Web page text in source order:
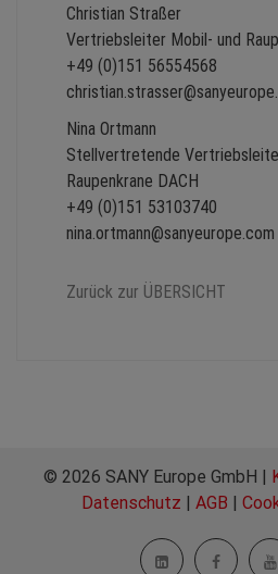
Christian Straßer
Vertriebsleiter Mobil- und
+49 (0)151 56554568
Nina Ortmann
Stellvertretende
Raupenkrane DACH
+49 (0)151 53103740
nina.ortmann@sanyeurope.com
Zurück zur ÜBERSICHT
© 2026 SANY Europe GmbH |
Datenschutz
AGB